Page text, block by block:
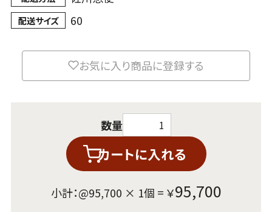
配送サイズ 60
お気に入り商品に登録する
数量
カートに入れる
小計：@95,700 × 1個 = ￥95,700